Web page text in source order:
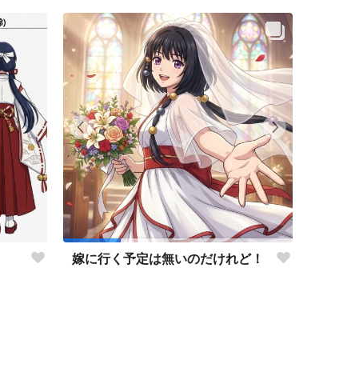
嫁に行く予定は無いのだけれど！